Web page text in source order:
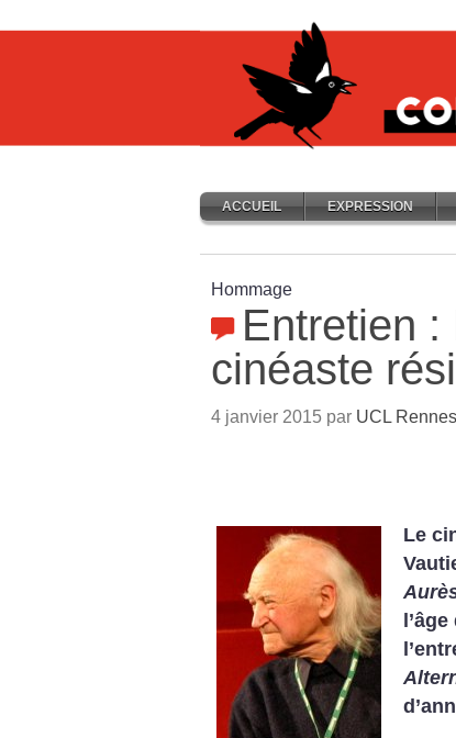
ACCUEIL EXPRESSION
Hommage
Entretien :
cinéaste
4 janvier 2015 par UCL Rennes
Le